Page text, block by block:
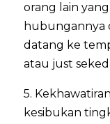
orang lain
hubungannya
datang ke
atau just
5.
kesibukan